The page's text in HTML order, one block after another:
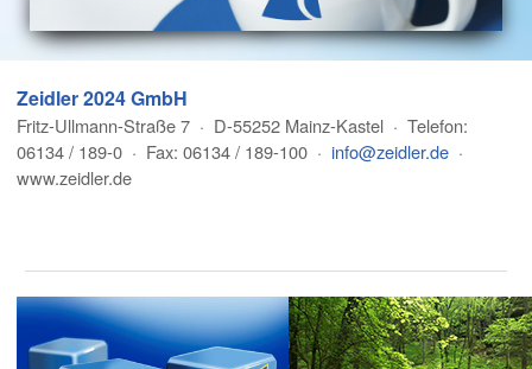
Zeidler 2024 GmbH
Fritz-Ullmann-Straße 7 · D-55252 Mainz-Kastel · Telefon:
06134 / 189-0 · Fax: 06134 / 189-100 ·info@zeidler.de ·
www.zeidler.de